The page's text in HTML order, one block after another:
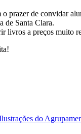
prazer de convidar
de Santa Clara.
livros a preços muito
do